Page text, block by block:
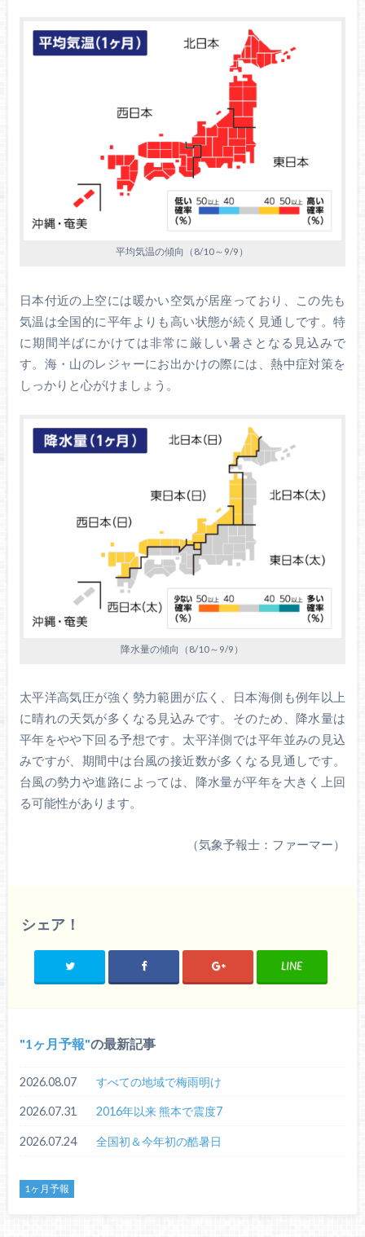
平均気温の傾向（8/10～9/9）
日本付近の上空には暖かい空気が居座っており、この先も
気温は全国的に平年よりも高い状態が続く見通しです。特
に期間半ばにかけては非常に厳しい暑さとなる見込みで
す。海・山のレジャーにお出かけの際には、熱中症対策を
しっかりと心がけましょう。
降水量の傾向（8/10～9/9）
太平洋高気圧が強く勢力範囲が広く、日本海側も例年以上
に晴れの天気が多くなる見込みです。そのため、降水量は
平年をやや下回る予想です。太平洋側では平年並みの見込
みですが、期間中は台風の接近数が多くなる見通しです。
台風の勢力や進路によっては、降水量が平年を大きく上回
る可能性があります。
（気象予報士：ファーマー）
シェア！
LINE
1ヶ月予報 の最新記事
2026.08.07 すべての地域で梅雨明け
2026.07.31 2016年以来 熊本で震度7
2026.07.24 全国初＆今年初の酷暑日
1ヶ月予報